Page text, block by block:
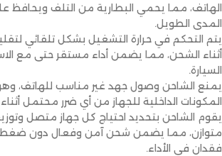
الهاتف، مما يحمي البطارية من التلف ويحافظ
المدى الطويل.
يتم التحكم في حرارة التشغيل بشكل تلقائي
أثناء الشحن، مما يضمن أداء مستقر حتى مع
السيارة.
يمنع الشاحن وصول جهد غير مناسب للهاتف،
المكونات الداخلية للجهاز من أي ضرر محتمل
يقوم الشاحن بتحديد احتياج كل جهاز متصل
متوازن، مما يضمن شحن آمن وفعال دون ضغط
فقدان في الأداء.